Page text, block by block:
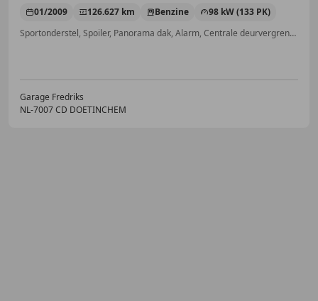
01/2009 126.627 km Benzine
98 kW (133 PK)
Sportonderstel, Spoiler, Panorama dak, Alarm, Centrale deurvergrendeling met afstandsbediening, Airconditioning, Met onderhoudshistorie, Airbag bestuurder
Garage Fredriks
NL-7007 CD DOETINCHEM